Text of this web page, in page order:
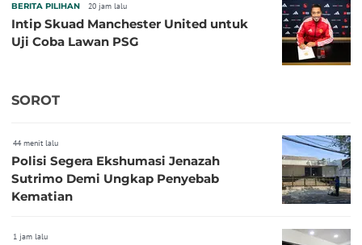
BERITA PILIHAN 20 jam lalu
Intip Skuad Manchester United untuk
Uji Coba Lawan PSG
SOROT
44 menit lalu
Polisi Segera Ekshumasi Jenazah
Sutrimo Demi Ungkap Penyebab
Kematian
1 jam lalu